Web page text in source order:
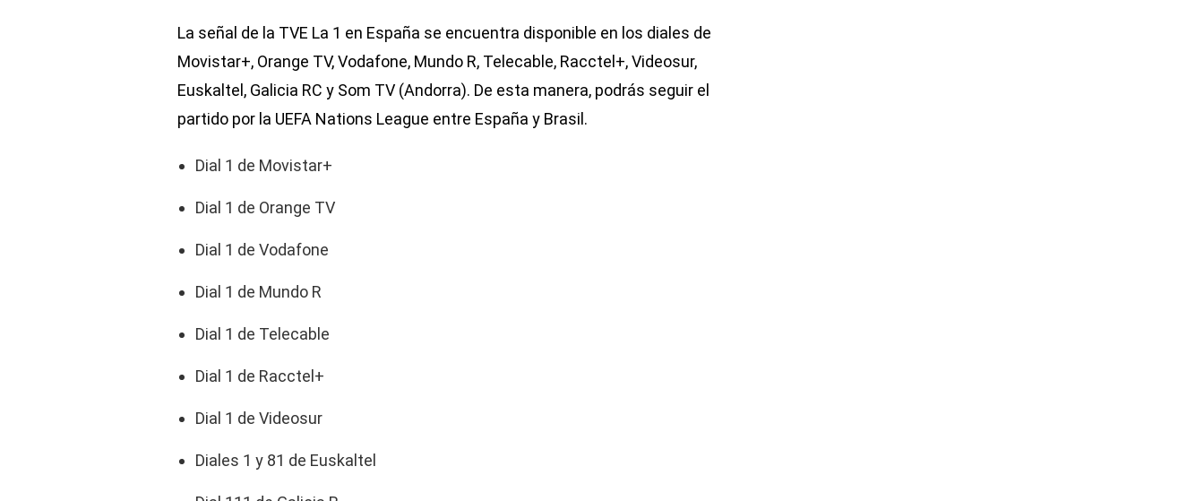
La señal de la TVE La 1 en España se encuentra disponible en los diales de
Movistar+, Orange TV, Vodafone, Mundo R, Telecable, Racctel+, Videosur,
Euskaltel, Galicia RC y Som TV (Andorra). De esta manera, podrás seguir el
partido por la UEFA Nations League entre España y Brasil.
Dial 1 de Movistar+
Dial 1 de Orange TV
Dial 1 de Vodafone
Dial 1 de Mundo R
Dial 1 de Telecable
Dial 1 de Racctel+
Dial 1 de Videosur
Diales 1 y 81 de Euskaltel